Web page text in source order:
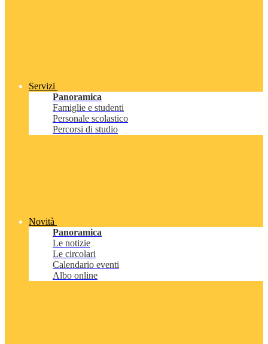
Servizi
Panoramica
Famiglie e studenti
Personale scolastico
Percorsi di studio
Novità
Panoramica
Le notizie
Le circolari
Calendario eventi
Albo online